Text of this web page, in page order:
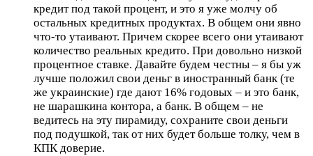
кредит под такой процент, и это я уже молчу об
остальных кредитных продуктах. В общем они явно
что-то утаивают. Причем скорее всего они утаивают
количество реальных кредито. При довольно низкой
процентное ставке. Давайте будем честны – я бы уж
лучше положил свои деньг в иностранный банк (те
же украинские) где дают 16% годовых – и это банк,
не шарашкина контора, а банк. В общем – не
ведитесь на эту пирамиду, сохраните свои деньги
под подушкой, так от них будет больше толку, чем в
КПК доверие.